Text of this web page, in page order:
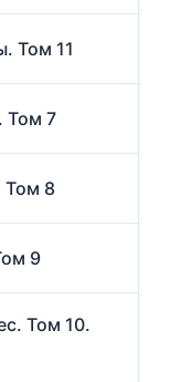
Том 11
Том 7
Том 8
9
Том 10.